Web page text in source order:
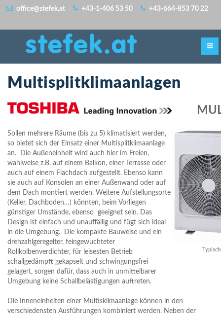
office@stefek.at +43-1-406 53 50 +43-664-853 70 22
stefek.at
Multisplitklimaanlagen
Sollen mehrere Räume (bis zu 5) klimatisiert werden,
so bietet sich der Einsatz einer Multisplitklimaanlage
an. Die Außeneinheit wird auch hier im Freien,
wahlweise z.B. auf einem Balkon, einer Terrasse oder
auch auf einem Flachdach aufgestellt. Ebenso kann
sie auch auf Konsolen an einer Außenwand oder auf
dem Dach montiert werden. Weitere Aufstellungsorte
(Keller, Dachboden…) könnten, beim Vorliegen
günstiger Umstände, ebenso geeignet sein. Das
Design ist einfach und unauffällig und fügt sich ideal
in die Umgebung. Die kompakte Bauweise und ein
drehzahlgeregelter, feingewuchteter
Rollkolbenverdichter, für leisesten Betrieb
schallgedämpft gekapselt und schwingungsfrei
gelagert, sorgen dafür, dass auch in unmittelbarer
Umgebung keine Schallbelästigungen auftreten.
Die Inneneinheiten einer Multisklimaanlage können in den
verschiedensten Ausführungen kombiniert werden. Neben der